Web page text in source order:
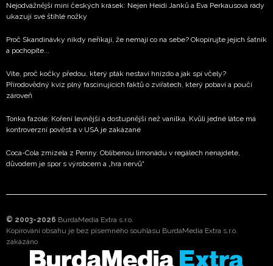
Nejodvážnější mini českých krásek: Nejen Heidi Janků a Eva Perkausová rády
ukazují své štíhlé nožky
Proč Skandinávky nikdy neříkají, že nemají co na sebe? Okopírujte jejich šatník
a pochopíte...
Víte, proč kočky předou, který pták nestaví hnízdo a jak spí včely?
Přírodovědný kvíz plný fascinujících faktů o zvířatech, který pobaví a poučí
zároveň
Tonka fazole: Koření levnější a dostupnější než vanilka. Kvůli jedné látce má
kontroverzní pověst a v USA je zakázané
Coca-Cola zmizela z Penny. Oblíbenou limonádu v regálech nenajdete,
důvodem je spor s výrobcem a „hra nervů“
© 2003-2026 BurdaMedia Extra s.r.o.
Kopírování obsahu je bez písemného souhlasu BurdaMedia Extra s.r.o.
zakázáno